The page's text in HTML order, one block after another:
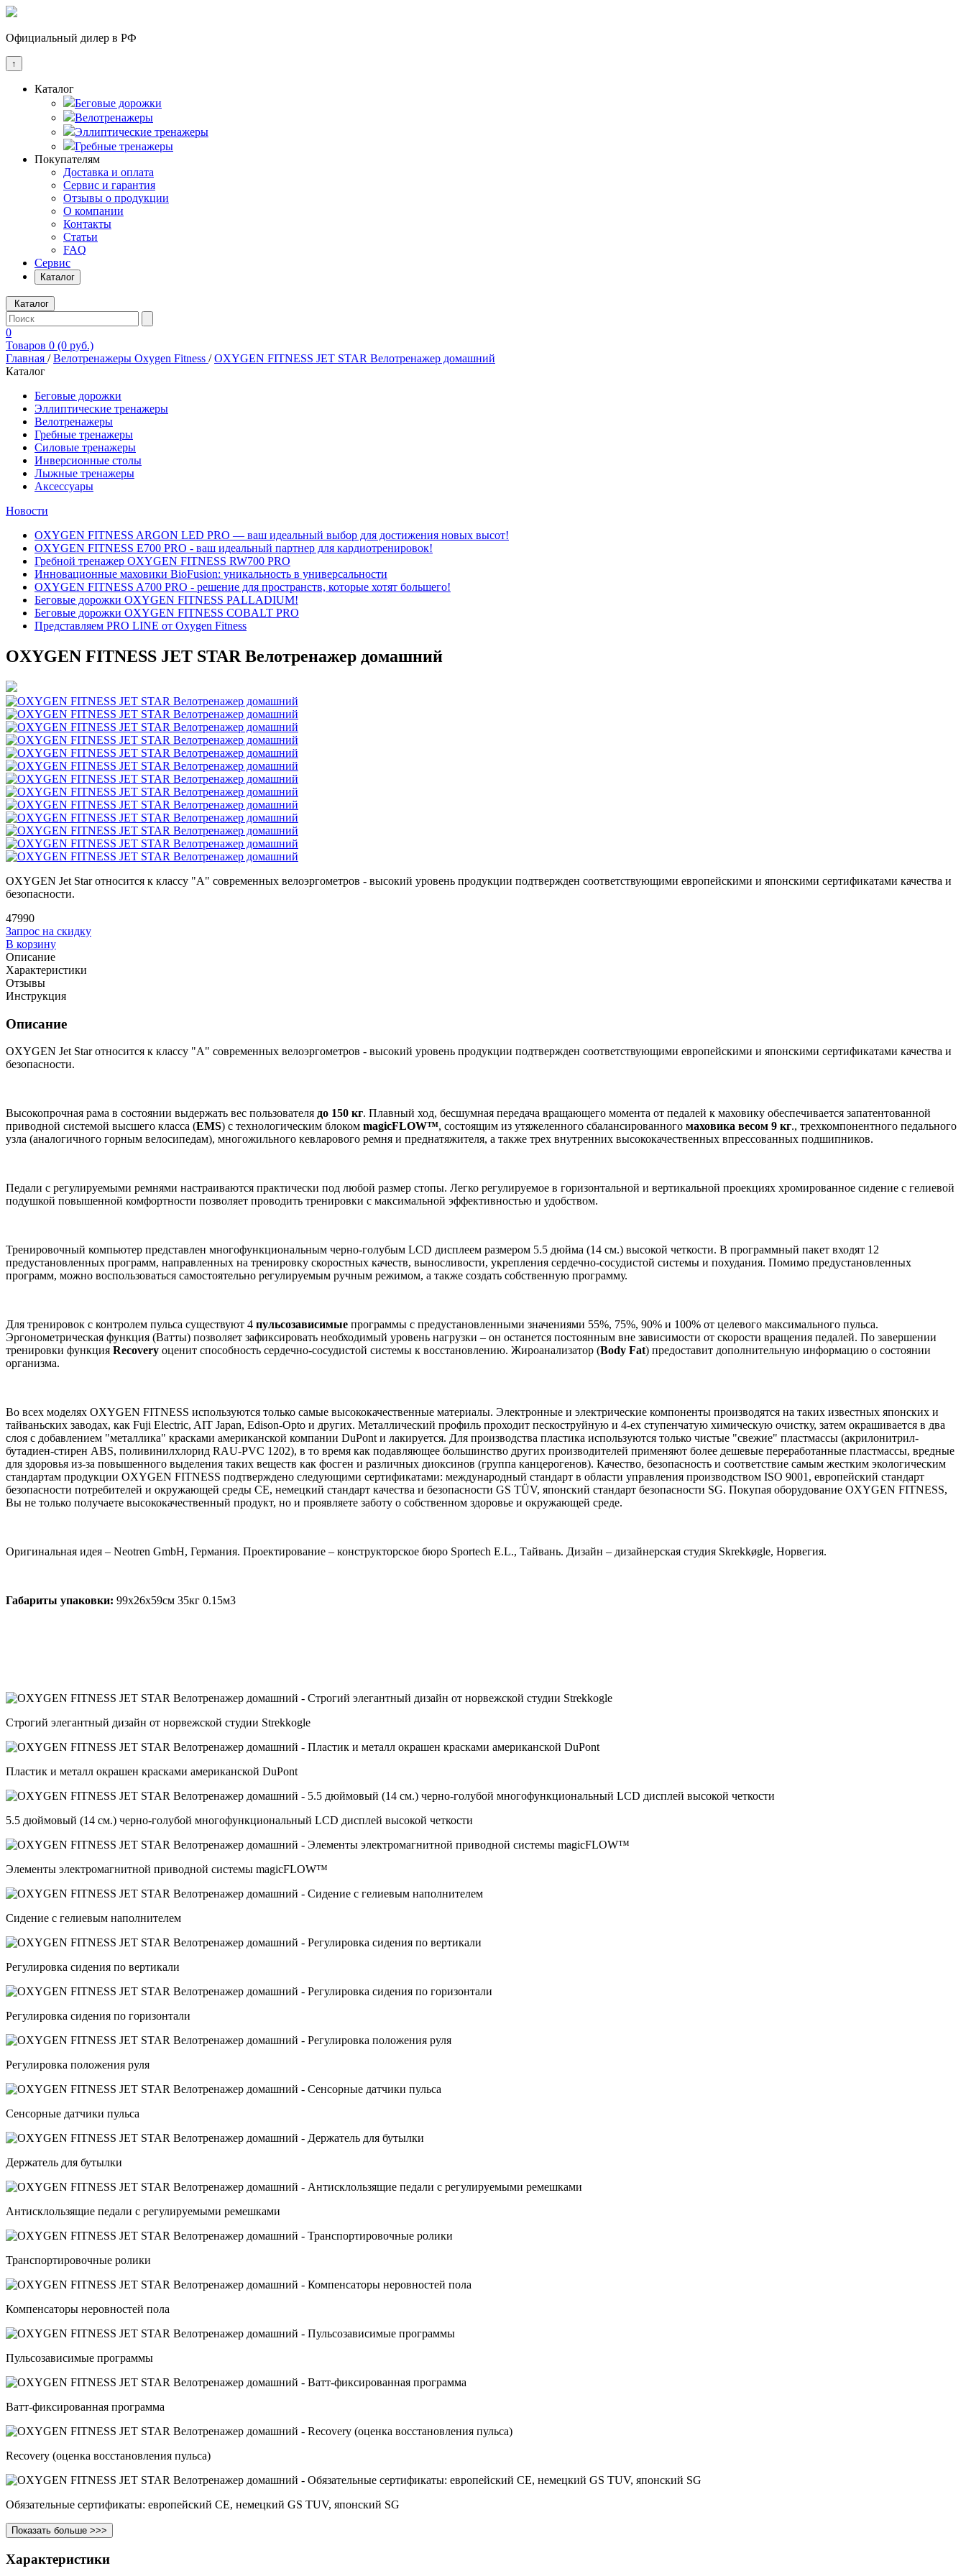
Официальный дилер в РФ
↑
Каталог
Беговые дорожки
Велотренажеры
Эллиптические тренажеры
Гребные тренажеры
Покупателям
Доставка и оплата
Сервис и гарантия
Отзывы о продукции
О компании
Контакты
Статьи
FAQ
Сервис
Каталог
Каталог
0
Товаров 0 (0 руб.)
Главная /Велотренажеры Oxygen Fitness /OXYGEN FITNESS JET STAR Велотренажер домашний
Каталог
Беговые дорожки
Эллиптические тренажеры
Велотренажеры
Гребные тренажеры
Силовые тренажеры
Инверсионные столы
Лыжные тренажеры
Аксессуары
Новости
OXYGEN FITNESS ARGON LED PRO — ваш идеальный выбор для достижения новых высот!
OXYGEN FITNESS E700 PRO - ваш идеальный партнер для кардиотренировок!
Гребной тренажер OXYGEN FITNESS RW700 PRO
Инновационные маховики BioFusion: уникальность в универсальности
OXYGEN FITNESS A700 PRO - решение для пространств, которые хотят большего!
Беговые дорожки OXYGEN FITNESS PALLADIUM!
Беговые дорожки OXYGEN FITNESS COBALT PRO
Представляем PRO LINE от Oxygen Fitness
OXYGEN FITNESS JET STAR Велотренажер домашний
OXYGEN Jet Star относится к классу "A" современных велоэргометров - высокий уровень продукции подтвержден соответствующими европейскими и японскими сертификатами качества и
безопасности.
47990
Запрос на скидку
В корзину
Описание
Характеристики
Отзывы
Инструкция
Описание
OXYGEN Jet Star относится к классу "A" современных велоэргометров - высокий уровень продукции подтвержден соответствующими европейскими и японскими сертификатами качества и
безопасности.
Высокопрочная рама в состоянии выдержать вес пользователя до 150 кг. Плавный ход, бесшумная передача вращающего момента от педалей к маховику обеспечивается запатентованной
приводной системой высшего класса (EMS) с технологическим блоком magicFLOW™, состоящим из утяжеленного сбалансированного маховика весом 9 кг., трехкомпонентного педального
узла (аналогичного горным велосипедам), многожильного кевларового ремня и преднатяжителя, а также трех внутренних высококачественных впрессованных подшипников.
Педали с регулируемыми ремнями настраиваются практически под любой размер стопы. Легко регулируемое в горизонтальной и вертикальной проекциях хромированное сидение с гелиевой
подушкой повышенной комфортности позволяет проводить тренировки с максимальной эффективностью и удобством.
Тренировочный компьютер представлен многофункциональным черно-голубым LCD дисплеем размером 5.5 дюйма (14 см.) высокой четкости. В программный пакет входят 12
предустановленных программ, направленных на тренировку скоростных качеств, выносливости, укрепления сердечно-сосудистой системы и похудания. Помимо предустановленных
программ, можно воспользоваться самостоятельно регулируемым ручным режимом, а также создать собственную программу.
Для тренировок с контролем пульса существуют 4 пульсозависимые программы с предустановленными значениями 55%, 75%, 90% и 100% от целевого максимального пульса.
Эргонометрическая функция (Ватты) позволяет зафиксировать необходимый уровень нагрузки – он останется постоянным вне зависимости от скорости вращения педалей. По завершении
тренировки функция Recovery оценит способность сердечно-сосудистой системы к восстановлению. Жироанализатор (Body Fat) предоставит дополнительную информацию o состоянии
организма.
Во всех моделях OXYGEN FITNESS используются только самые высококачественные материалы. Электронные и электрические компоненты производятся на таких известных японских и
тайваньских заводах, как Fuji Electric, AIT Japan, Edison-Opto и других. Металлический профиль проходит пескоструйную и 4-ех ступенчатую химическую очистку, затем окрашивается в два
слоя с добавлением "металлика" красками американской компании DuPont и лакируется. Для производства пластика используются только чистые "свежие" пластмассы (акрилонитрил-
бутадиен-стирен ABS, поливинилхлорид RAU-PVC 1202), в то время как подавляющее большинство других производителей применяют более дешевые переработанные пластмассы, вредные
для здоровья из-за повышенного выделения таких веществ как фосген и различных диоксинов (группа канцерогенов). Качество, безопасность и соответствие самым жестким экологическим
стандартам продукции OXYGEN FITNESS подтверждено следующими сертификатами: международный стандарт в области управления производством ISO 9001, европейский стандарт
безопасности потребителей и окружающей среды CE, немецкий стандарт качества и безопасности GS TÜV, японский стандарт безопасности SG. Покупая оборудование OXYGEN FITNESS,
Вы не только получаете высококачественный продукт, но и проявляете заботу о собственном здоровье и окружающей среде.
Оригинальная идея – Neotren GmbH, Германия. Проектирование – конструкторское бюро Sportech E.L., Тайвань. Дизайн – дизайнерская студия Skrekkøgle, Норвегия.
Габариты упаковки: 99х26х59см 35кг 0.15м3
Строгий элегантный дизайн от норвежской студии Strekkogle
Пластик и металл окрашен красками американской DuPont
5.5 дюймовый (14 см.) черно-голубой многофункциональный LCD дисплей высокой четкости
Элементы электромагнитной приводной системы magicFLOW™
Cидение с гелиевым наполнителем
Регулировка сидения по вертикали
Регулировка сидения по горизонтали
Регулировка положения руля
Сенсорные датчики пульса
Держатель для бутылки
Антисклользящие педали с регулируемыми ремешками
Транспортировочные ролики
Компенсаторы неровностей пола
Пульсозависимые программы
Ватт-фиксированная программа
Recоvery (оценка восстановления пульса)
Обязательные сертификаты: европейский CE, немецкий GS TUV, японский SG
Показать больше >>>
Характеристики